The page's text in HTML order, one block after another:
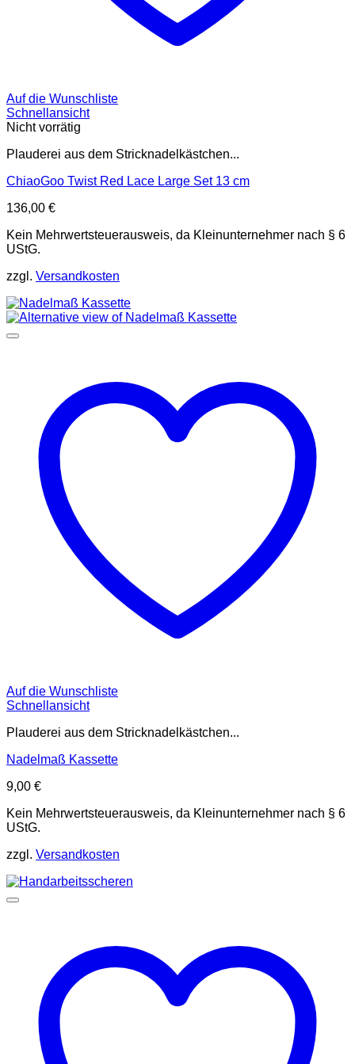
Auf die Wunschliste
Schnellansicht
Nicht vorrätig
Plauderei aus dem Stricknadelkästchen...
ChiaoGoo Twist Red Lace Large Set 13 cm
136,00 €
Kein Mehrwertsteuerausweis, da Kleinunternehmer nach § 6
UStG.
zzgl. Versandkosten
Auf die Wunschliste
Schnellansicht
Plauderei aus dem Stricknadelkästchen...
Nadelmaß Kassette
9,00 €
Kein Mehrwertsteuerausweis, da Kleinunternehmer nach § 6
UStG.
zzgl. Versandkosten